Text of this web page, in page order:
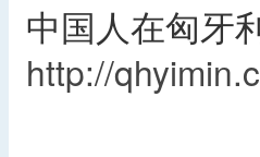
中国人在匈牙
http://